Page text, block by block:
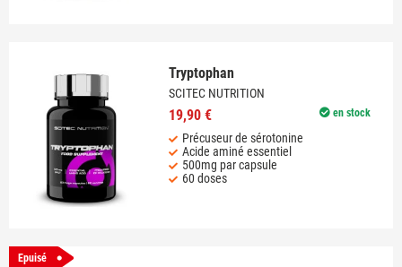
Tryptophan
SCITEC NUTRITION
en stock
19,90 €
Précuseur de sérotonine
Acide aminé essentiel
500mg par capsule
60 doses
Epuisé